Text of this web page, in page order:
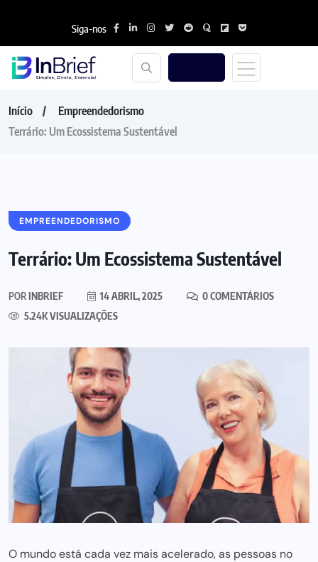
Siga-nos
Início
Empreendedorismo
Terrário: Um Ecossistema Sustentável
EMPREENDEDORISMO
Terrário: Um Ecossistema Sustentável
PORINBRIEF 14 ABRIL, 2025
0 COMENTÁRIOS
5.24K VISUALIZAÇÕES
O mundo está cada vez mais acelerado, as pessoas no